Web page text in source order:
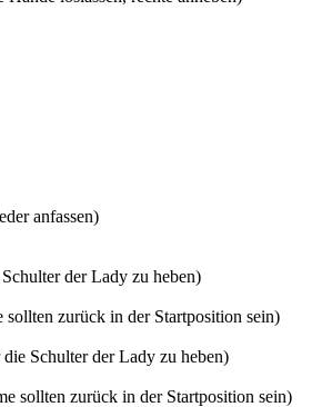
anfassen)
der Lady zu heben)
zurück in der Startposition sein)
Schulter der Lady zu heben)
sollten zurück in der Startposition sein)